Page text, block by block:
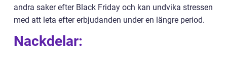
andra saker efter Black Friday och kan undvika stressen
med att leta efter erbjudanden under en längre period.
Nackdelar: